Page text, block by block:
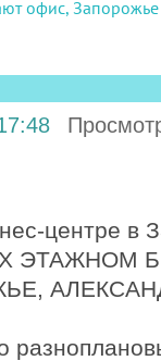
офис, Запорожье
центре в
ЭТАЖНОМ